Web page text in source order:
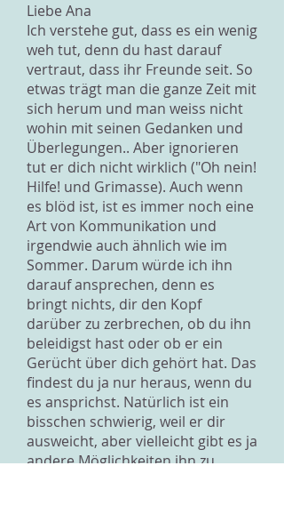
Liebe Ana
Ich verstehe gut, dass es ein wenig
weh tut, denn du hast darauf
vertraut, dass ihr Freunde seit. So
etwas trägt man die ganze Zeit mit
sich herum und man weiss nicht
wohin mit seinen Gedanken und
Überlegungen.. Aber ignorieren
tut er dich nicht wirklich ("Oh nein!
Hilfe! und Grimasse). Auch wenn
es blöd ist, ist es immer noch eine
Art von Kommunikation und
irgendwie auch ähnlich wie im
Sommer. Darum würde ich ihn
darauf ansprechen, denn es
bringt nichts, dir den Kopf
darüber zu zerbrechen, ob du ihn
beleidigst hast oder ob er ein
Gerücht über dich gehört hat. Das
findest du ja nur heraus, wenn du
es ansprichst. Natürlich ist ein
bisschen schwierig, weil er dir
ausweicht, aber vielleicht gibt es ja
andere Möglichkeiten ihn zu